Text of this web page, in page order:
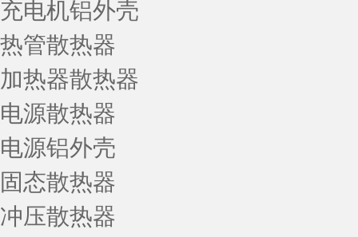
充电机铝外壳
热管散热器
加热器散热器
电源散热器
电源铝外壳
固态散热器
冲压散热器